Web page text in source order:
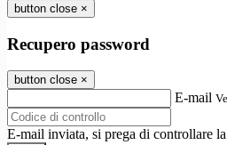
button close ×
Recupero password
button close ×
E-mail
E-mail inviata, si prega di controllare